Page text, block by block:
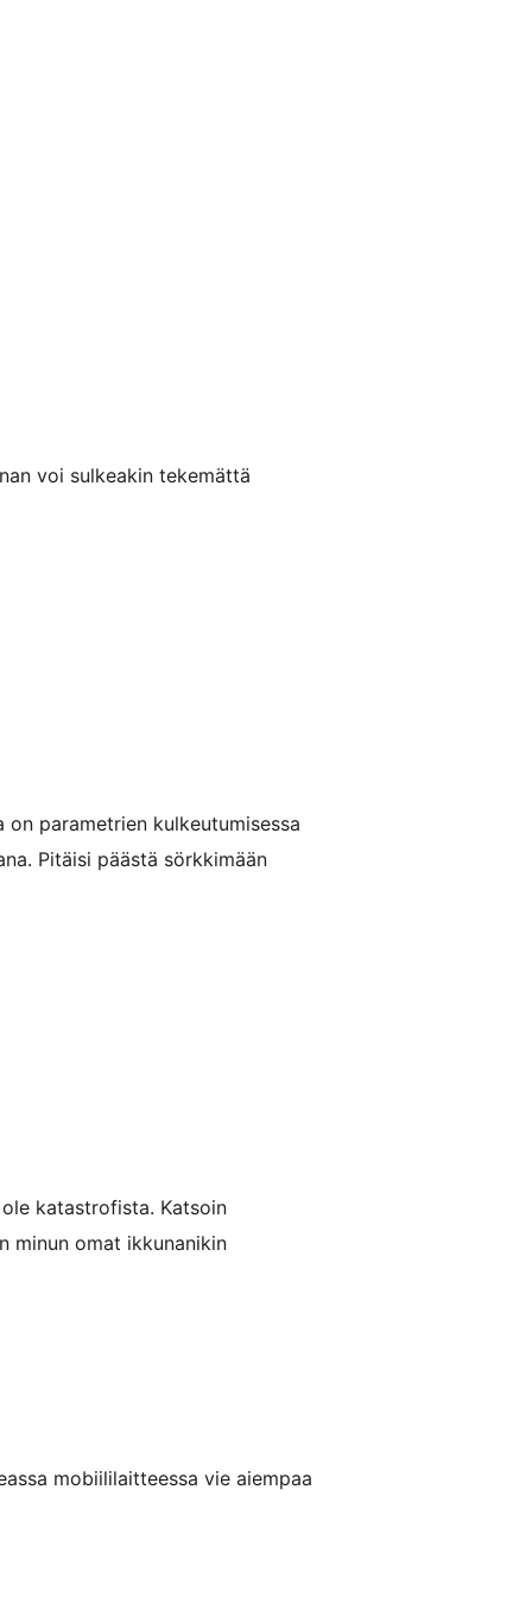
voi sulkeakin tekemättä
parametrien kulkeutumisessa
Pitäisi päästä sörkkimään
katastrofista. Katsoin
minun omat ikkunanikin
mobiililaitteessa vie aiempaa